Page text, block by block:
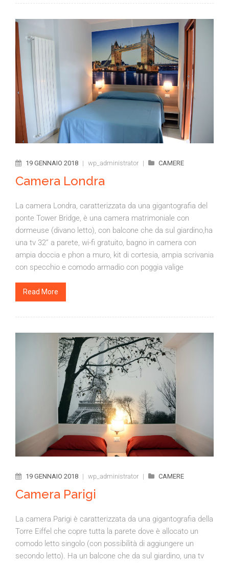
19 GENNAIO 2018 | wp_administrator | CAMERE
Camera Londra
La camera Londra, caratterizzata da una gigantografia del
ponte Tower Bridge, è una camera matrimoniale con
dormeuse (divano letto), con balcone che da sul giardino,ha
una tv 32” a parete, wi-fi gratuito, bagno in camera con
ampia doccia e phon a muro, kit di cortesia, ampia scrivania
con specchio e comodo armadio con poggia valige
Read More
19 GENNAIO 2018 | wp_administrator | CAMERE
Camera Parigi
La camera Parigi è caratterizzata da una gigantografia della
Torre Eiffel che copre tutta la parete dove è allocato un
comodo letto singolo (con possibilità di aggiungere un
secondo letto). Ha un balcone che da sul giardino, una tv